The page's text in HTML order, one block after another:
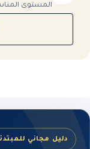
المستوى
دليل مجاني